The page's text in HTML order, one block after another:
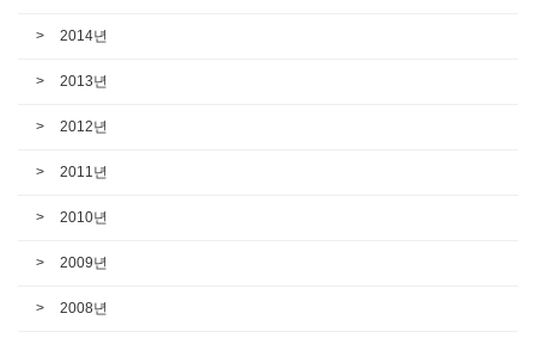
2014년
2013년
2012년
2011년
2010년
2009년
2008년